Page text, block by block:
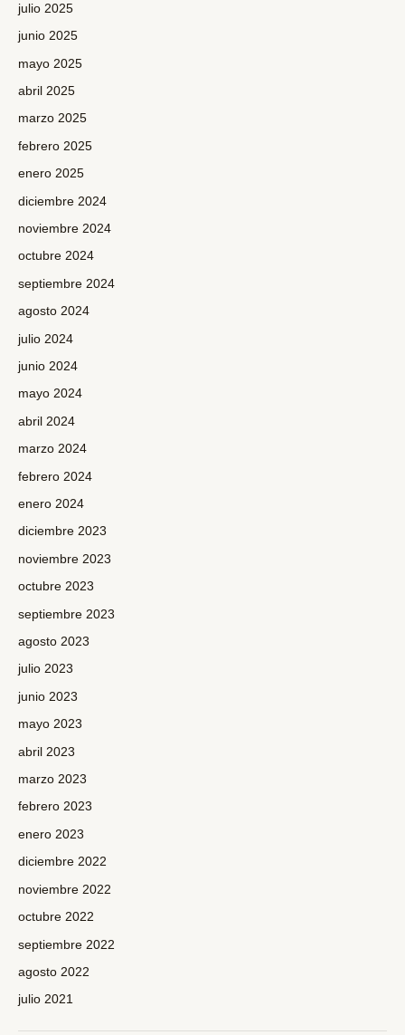
julio 2025
junio 2025
mayo 2025
abril 2025
marzo 2025
febrero 2025
enero 2025
diciembre 2024
noviembre 2024
octubre 2024
septiembre 2024
agosto 2024
julio 2024
junio 2024
mayo 2024
abril 2024
marzo 2024
febrero 2024
enero 2024
diciembre 2023
noviembre 2023
octubre 2023
septiembre 2023
agosto 2023
julio 2023
junio 2023
mayo 2023
abril 2023
marzo 2023
febrero 2023
enero 2023
diciembre 2022
noviembre 2022
octubre 2022
septiembre 2022
agosto 2022
julio 2021